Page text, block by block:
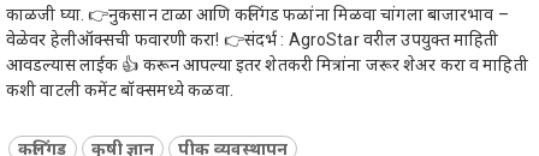
काळजी घ्या. 👉नुकसान टाळा आणि कलिंगड फळांना मिळवा चांगला बाजारभाव –
वेळेवर हेलीऑक्सची फवारणी करा! 👉संदर्भ : AgroStar वरील उपयुक्त माहिती
आवडल्यास लाईक 👍 करून आपल्या इतर शेतकरी मित्रांना जरूर शेअर करा व माहिती
कशी वाटली कमेंट बॉक्समध्ये कळवा.
कलिंगड कृषी ज्ञान पीक व्यवस्थापन